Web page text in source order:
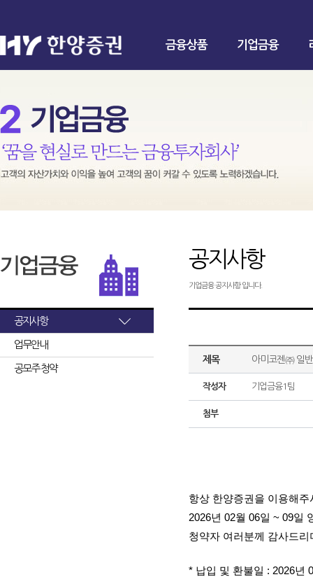
금융상품 기업금융
공지사항
업무안내
공모주 청약
공지사항
기업금융 공지사항 입니다.
제목 아미코젠㈜ 일
작성자 기업금융1팀
첨부
항상 한양증권을 이용해
2026년 02월 06일 ~ 09일
청약자 여러분께 감사드
* 납입 및 환불일 : 2026년